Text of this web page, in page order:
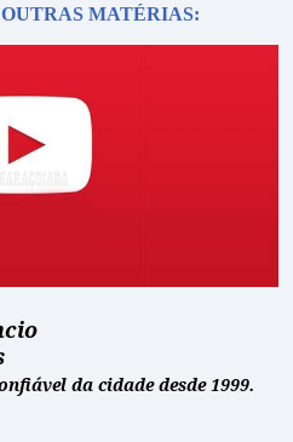
MATÉRIAS:
da cidade desde 1999.